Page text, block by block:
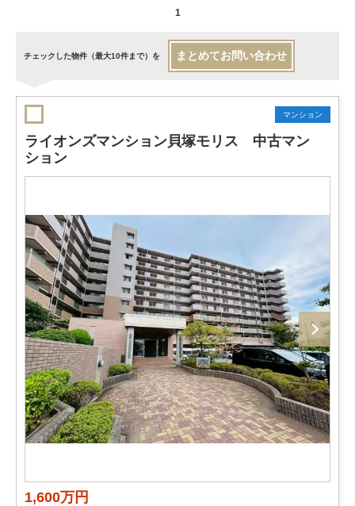
1
チェックした物件（最大10件まで）を まとめてお問い合わせ
マンション
ライオンズマンション貝塚モリス 中古マン
ション
1,600万円